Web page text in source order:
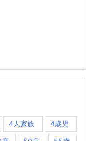
4人家族 4歳児